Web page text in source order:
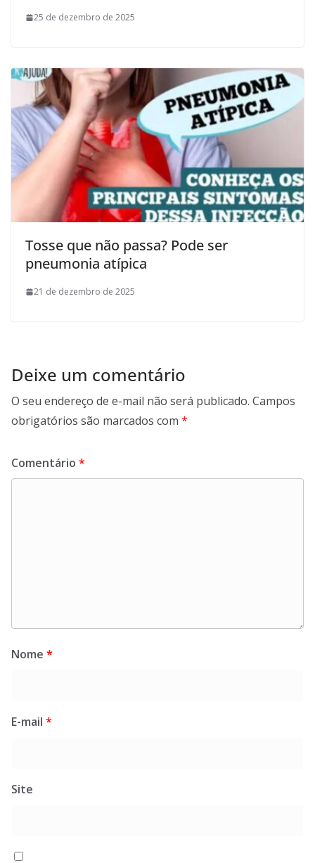
25 de dezembro de 2025
Tosse que não passa? Pode ser
pneumonia atípica
21 de dezembro de 2025
Deixe um comentário
O seu endereço de e-mail não será publicado. Campos
obrigatórios são marcados com *
Comentário *
Nome *
E-mail *
Site